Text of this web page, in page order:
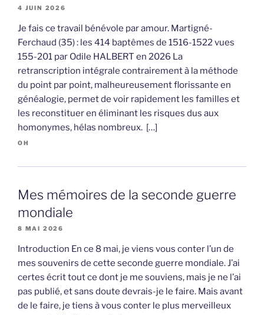
4 JUIN 2026
Je fais ce travail bénévole par amour. Martigné-
Ferchaud (35) : les 414 baptêmes de 1516-1522 vues
155-201 par Odile HALBERT en 2026 La
retranscription intégrale contrairement à la méthode
du point par point, malheureusement florissante en
généalogie, permet de voir rapidement les familles et
les reconstituer en éliminant les risques dus aux
homonymes, hélas nombreux. […]
OH
Mes mémoires de la seconde guerre
mondiale
8 MAI 2026
Introduction En ce 8 mai, je viens vous conter l’un de
mes souvenirs de cette seconde guerre mondiale. J’ai
certes écrit tout ce dont je me souviens, mais je ne l’ai
pas publié, et sans doute devrais-je le faire. Mais avant
de le faire, je tiens à vous conter le plus merveilleux